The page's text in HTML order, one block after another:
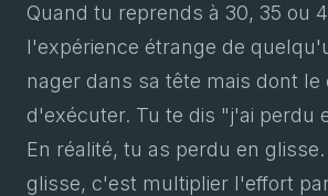
Quand tu reprends à 30, 35 ou
l'expérience étrange de
nager dans sa tête mais dont le
d'exécuter. Tu te dis "j'ai perdu
En réalité, tu as perdu en
glisse, c'est multiplier l'effort